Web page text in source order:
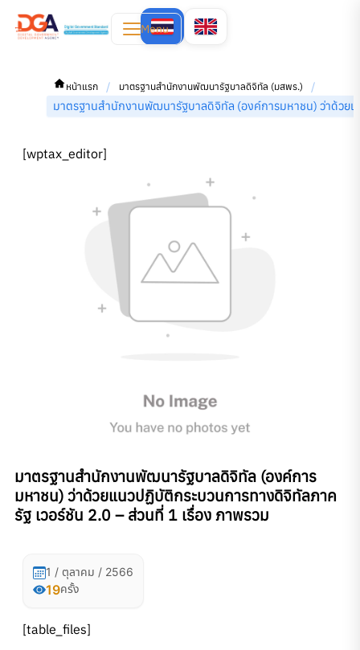
Menu
หน้าแรก / มาตรฐานสำนักงานพัฒนารัฐบาลดิจิทัล (มสพร.)
/
มาตรฐานสำนักงานพัฒนารัฐบาลดิจิทัล (องค์การมหาชน) ว่าด้วย
[wptax_editor]
มาตรฐานสำนักงานพัฒนารัฐบาลดิจิทัล (องค์การ
มหาชน) ว่าด้วยแนวปฏิบัติกระบวนการทางดิจิทัลภาค
รัฐ เวอร์ชัน 2.0 – ส่วนที่ 1 เรื่อง ภาพรวม
1 / ตุลาคม / 2566
19ครั้ง
[table_files]